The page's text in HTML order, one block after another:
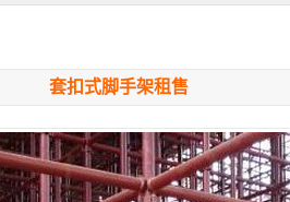
套扣式脚手架租售